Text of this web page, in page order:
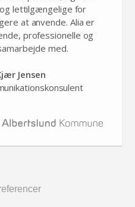
lettilgængelige for
at anvende. Alia er
professionelle og
med.
Jensen